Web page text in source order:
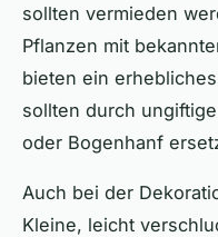
sollten vermieden
Pflanzen mit
bieten ein
sollten durch
oder Bogenhanf
Auch bei der
Kleine, leicht